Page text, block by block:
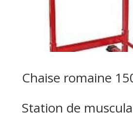
Chaise romaine
Station de